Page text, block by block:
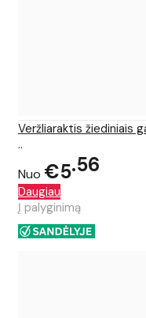
Veržliaraktis žiediniais
..
Nuo €5 56
Daugiau
Į palyginimą